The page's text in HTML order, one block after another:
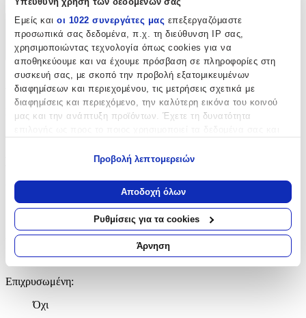
Εμείς και οι 1022 συνεργάτες μας επεξεργαζόμαστε
προσωπικά σας δεδομένα, π.χ. τη διεύθυνση IP σας,
χρησιμοποιώντας τεχνολογία όπως cookies για να
αποθηκεύουμε και να έχουμε πρόσβαση σε πληροφορίες στη
συσκευή σας, με σκοπό την προβολή εξατομικευμένων
διαφημίσεων και περιεχομένου, τις μετρήσεις σχετικά με
διαφημίσεις και περιεχόμενο, την καλύτερη εικόνα του κοινού
μας και την ανάπτυξη προϊόντων. Έχετε τη δυνατότητα
Να συλλέξουμε πληροφορίες σχετικά με τη γεωγραφική
σας τοποθεσία, οι οποίες μπορεί να είναι ακριβείς σε
απόσταση μερικών μέτρων
Να αναγνωρίσουμε τη συσκευή σας σαρώνοντας ενεργά
για συγκεκριμένα χαρακτηριστικά (δακτυλικό αποτύπωμα)
Μάθετε περισσότερα σχετικά με τον τρόπο επεξεργασίας των
στηνενότητα “Λεπτομέρειες”
Δήλωση Cookies.
Προβολή λεπτομερειών
Αποδοχή όλων
Ρυθμίσεις για τα cookies
Άρνηση
Χαρακτηριστικά
+
Χαρακτηριστικά
Κατασκευαστής:
StanStefan
Βασικά Χαρακτηριστικά
Υλικό
Ατσάλι
Δίχρωμη:
Όχι
Επιχρυσωμένη:
Όχι